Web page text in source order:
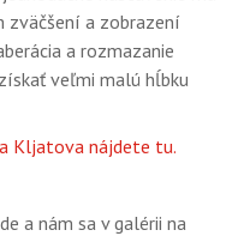
zväčšení a zobrazení
a rozmazanie
veľmi malú hĺbku
Kljatova nájdete tu.
a nám sa v galérii na